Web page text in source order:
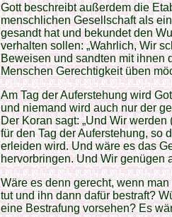
Gott beschreibt außerdem die
menschlichen Gesellschaft als
gesandt hat und bekundet den
verhalten sollen: „Wahrlich, Wir
Beweisen und sandten mit ihnen
Menschen Gerechtigkeit üben
Am Tag der Auferstehung wird
und niemand wird auch nur der
Der Koran sagt: „Und Wir
für den Tag der Auferstehung, so
erleiden wird. Und wäre es das
hervorbringen. Und Wir genügen
Wäre es denn gerecht, wenn
tut und ihn dann dafür bestraft?
eine Bestrafung vorsehen? Es